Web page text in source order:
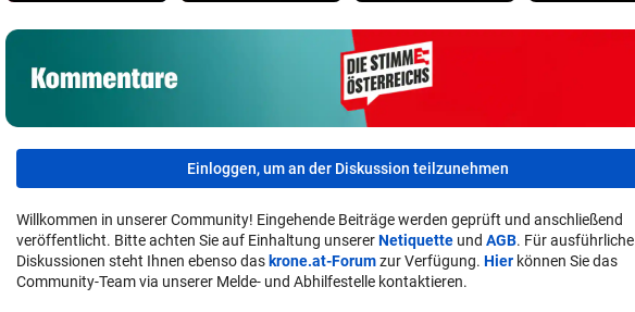
Einloggen, um an der Diskussion teilzunehmen
Willkommen in unserer Community! Eingehende Beiträge werden geprüft und anschließend
veröffentlicht. Bitte achten Sie auf Einhaltung unsererNetiquette und AGB. Für ausführliche
Diskussionen steht Ihnen ebenso das krone.at-Forumzur Verfügung. Hier können Sie das
Community-Team via unserer Melde- und Abhilfestelle kontaktieren.